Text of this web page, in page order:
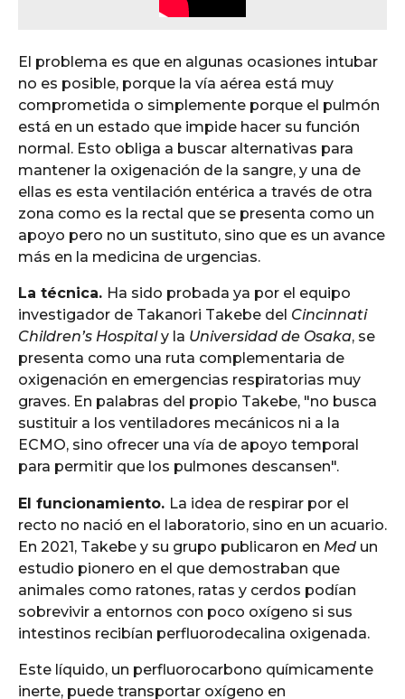
El problema es que en algunas ocasiones intubar
no es posible, porque la vía aérea está muy
comprometida o simplemente porque el pulmón
está en un estado que impide hacer su función
normal. Esto obliga a buscar alternativas para
mantener la oxigenación de la sangre, y una de
ellas es esta ventilación entérica a través de otra
zona como es la rectal que se presenta como un
apoyo pero no un sustituto, sino que es un avance
más en la medicina de urgencias.
La técnica. Ha sido probada ya por el equipo
investigador de Takanori Takebe del Cincinnati
Children’s Hospitaly la Universidad de Osaka, se
presenta como una ruta complementaria de
oxigenación en emergencias respiratorias muy
graves. En palabras del propio Takebe, "no busca
sustituir a los ventiladores mecánicos ni a la
ECMO, sino ofrecer una vía de apoyo temporal
para permitir que los pulmones descansen".
El funcionamiento. La idea de respirar por el
recto no nació en el laboratorio, sino en un acuario.
En 2021, Takebe y su grupo publicaron en Med un
estudio pionero en el que demostraban que
animales como ratones, ratas y cerdos podían
sobrevivir a entornos con poco oxígeno si sus
intestinos recibían perfluorodecalina oxigenada.
Este líquido, un perfluorocarbono químicamente
inerte, puede transportar oxígeno en